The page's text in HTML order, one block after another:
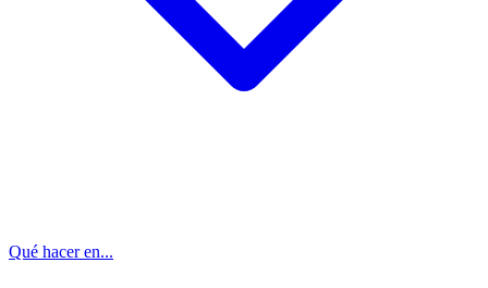
Qué hacer en...